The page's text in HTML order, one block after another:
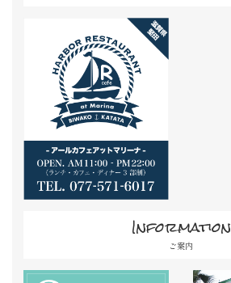
Information
ご案内